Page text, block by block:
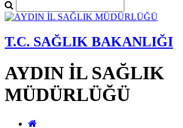
T.C. SAĞLIK BAKANLIĞI
AYDIN İL SAĞLIK
MÜDÜRLÜĞÜ